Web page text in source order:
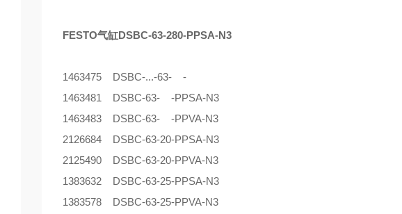
FESTO气缸DSBC-63-280-PPSA-N3
1463475 DSBC-...-63- -
1463481 DSBC-63- -PPSA-N3
1463483 DSBC-63- -PPVA-N3
2126684 DSBC-63-20-PPSA-N3
2125490 DSBC-63-20-PPVA-N3
1383632 DSBC-63-25-PPSA-N3
1383578 DSBC-63-25-PPVA-N3